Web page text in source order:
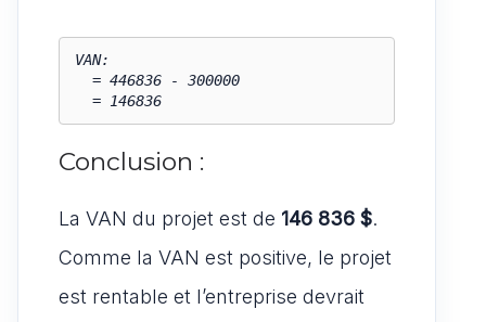
VAN:
  = 146836
Conclusion :
La VAN du projet est de 146 836 $.
Comme la VAN est positive, le projet
est rentable et l’entreprise devrait